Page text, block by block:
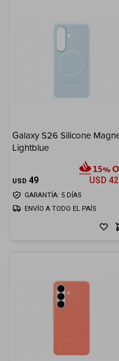
Galaxy S26 Silicone
Lightblue
USD 49 USD 42
GARANTÍA: 5 DÍAS
ENVÍO A TODO EL PAÍS